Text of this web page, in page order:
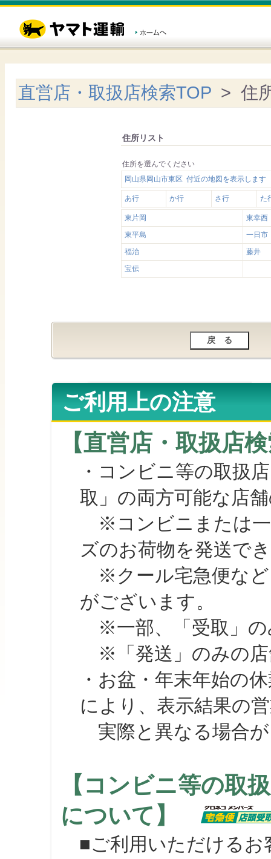
直営店・取扱店検索TOP > 住
住所リスト
住所を選んでください
岡山県岡山市東区 付近の地図を表示します
あ行 か行 さ行 た
東片岡
東幸西
東平島
一日市
福治
藤井
宝伝
ご利用上の注意
【直営店・取扱店
・コンビニ等の取扱
取」の両方可能な店
※コンビニまたは一
ズのお荷物を発送で
※クール宅急便など
がございます。
※一部、「受取」の
※「発送」のみの店
・お盆・年末年始の
により、表示結果の
実際と異なる場合が
【コンビニ等の取
について】
■ご利用いただけるお